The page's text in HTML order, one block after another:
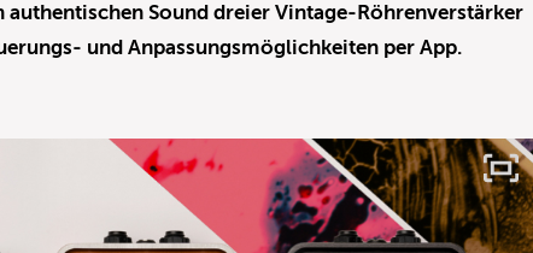
Sound dreier Vintage-Röhrenverstärker
und Anpassungsmöglichkeiten per App.